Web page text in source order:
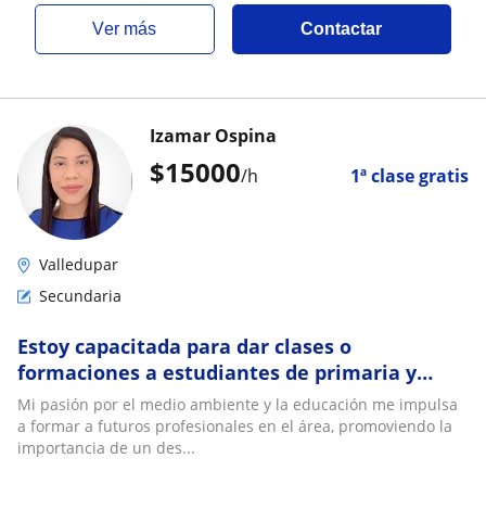
ver más Contactar
$15000/h 1ª clase gratis
Izamar Ospina
Valledupar
Secundaria
Estoy capacitada para dar clases o
formaciones a estudiantes de primaria y
secuendaria
Mi pasión por el medio ambiente y la educación me impulsa
a formar a futuros profesionales en el área, promoviendo la
importancia de un des...